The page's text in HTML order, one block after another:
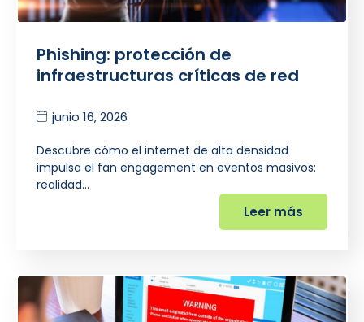
Phishing: protección de
infraestructuras críticas de red
junio 16, 2026
Descubre cómo el internet de alta densidad
impulsa el fan engagement en eventos masivos:
realidad…
Leer más